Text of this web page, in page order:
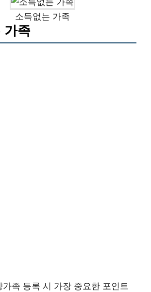
소득없는 가족
가족
족 등록 시 가장 중요한 포인트